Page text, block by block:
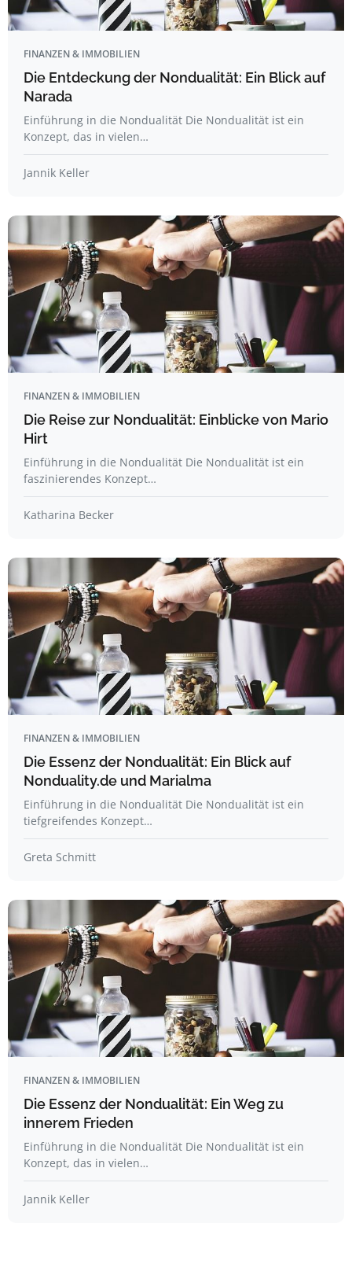
FINANZEN & IMMOBILIEN
Die Entdeckung der Nondualität: Ein Blick auf
Narada
Einführung in die Nondualität Die Nondualität ist ein
Konzept, das in vielen…
Jannik Keller
FINANZEN & IMMOBILIEN
Die Reise zur Nondualität: Einblicke von Mario
Hirt
Einführung in die Nondualität Die Nondualität ist ein
faszinierendes Konzept…
Katharina Becker
FINANZEN & IMMOBILIEN
Die Essenz der Nondualität: Ein Blick auf
Nonduality.de und Marialma
Einführung in die Nondualität Die Nondualität ist ein
tiefgreifendes Konzept…
Greta Schmitt
FINANZEN & IMMOBILIEN
Die Essenz der Nondualität: Ein Weg zu
innerem Frieden
Einführung in die Nondualität Die Nondualität ist ein
Konzept, das in vielen…
Jannik Keller